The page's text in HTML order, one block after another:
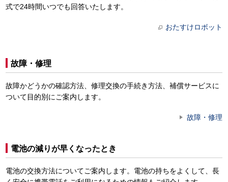
式で24時間いつでも回答いたします。
おたすけロボット
故障・修理
故障かどうかの確認方法、修理交換の手続き方法、補償サービスに
ついて目的別にご案内します。
故障・修理
電池の減りが早くなったとき
電池の交換方法についてご案内します。電池の持ちをよくして、長